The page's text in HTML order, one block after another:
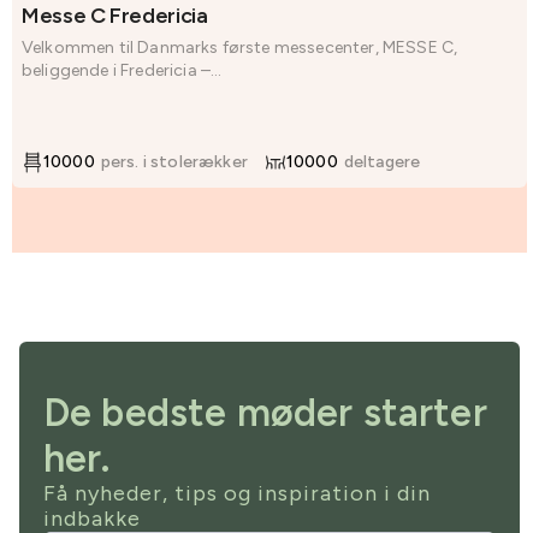
Messe C Fredericia
Velkommen til Danmarks første messecenter, MESSE C,
beliggende i Fredericia –...
10000 pers. i stolerækker 10000 deltagere
De bedste møder starter
her.
Få nyheder, tips og inspiration i din
indbakke